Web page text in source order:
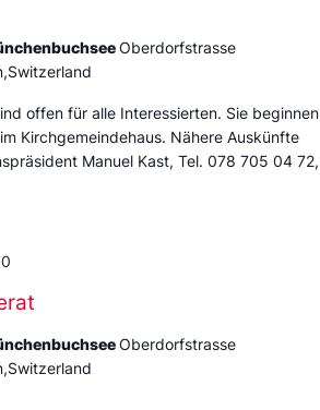
Oberdorfstrasse
offen für alle Interessierten. Sie beginnen
Kirchgemeindehaus. Nähere Auskünfte
Manuel Kast, Tel. 078 705 04 72,
Oberdorfstrasse